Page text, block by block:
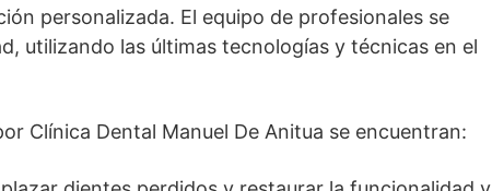
personalizada. El equipo de profesionales se
utilizando las últimas tecnologías y técnicas en el
Clínica Dental Manuel De Anitua se encuentran: